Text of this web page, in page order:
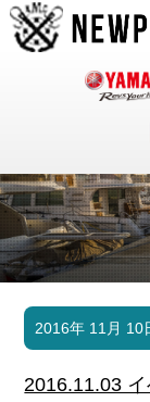
マリンク
マリンライフを堪能し
ボート免
長年の実績と信
2016年 11月 10
2016.11.03